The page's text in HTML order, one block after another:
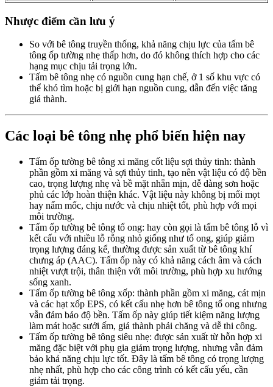
Nhược điểm cần lưu ý
So với bê tông truyền thống, khả năng chịu lực của tấm bê
tông ốp tường nhẹ thấp hơn, do đó không thích hợp cho các
hạng mục chịu tải trọng lớn.
Tấm bê tông nhẹ có nguồn cung hạn chế, ở 1 số khu vực có
thể khó tìm hoặc bị giới hạn nguồn cung, dẫn đến việc tăng
giá thành.
Các loại bê tông nhẹ phổ biến hiện nay
Tấm ốp tường bê tông xi măng cốt liệu sợi thủy tinh: thành
phần gồm xi măng và sợi thủy tinh, tạo nên vật liệu có độ bền
cao, trọng lượng nhẹ và bề mặt nhẵn mịn, dễ dàng sơn hoặc
phủ các lớp hoàn thiện khác. Vật liệu này không bị mối mọt
hay nấm mốc, chịu nước và chịu nhiệt tốt, phù hợp với mọi
môi trường.
Tấm ốp tường bê tông tổ ong: hay còn gọi là tấm bê tông lỗ vì
kết cấu với nhiều lỗ rỗng nhỏ giống như tổ ong, giúp giảm
trọng lượng đáng kể, thường được sản xuất từ bê tông khí
chưng áp (AAC). Tấm ốp này có khả năng cách âm và cách
nhiệt vượt trội, thân thiện với môi trường, phù hợp xu hướng
sống xanh.
Tấm ốp tường bê tông xốp: thành phần gồm xi măng, cát mịn
và các hạt xốp EPS, có kết cấu nhẹ hơn bê tông tổ ong nhưng
vẫn đảm bảo độ bền. Tấm ốp này giúp tiết kiệm năng lượng
làm mát hoặc sưởi ấm, giá thành phải chăng và dễ thi công.
Tấm ốp tường bê tông siêu nhẹ: được sản xuất từ hỗn hợp xi
măng đặc biệt với phụ gia giảm trọng lượng, nhưng vẫn đảm
bảo khả năng chịu lực tốt. Đây là tấm bê tông có trọng lượng
nhẹ nhất, phù hợp cho các công trình có kết cấu yếu, cần
giảm tải trọng.